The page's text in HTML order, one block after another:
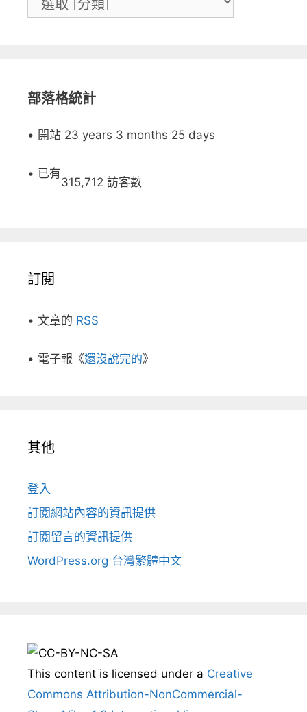
部落格統計
• 開站 23 years 3 months 25 days
• 已有
315,712 訪客數
訂閱
• 文章的 RSS
• 電子報《還沒說完的》
其他
登入
訂閱網站內容的資訊提供
訂閱留言的資訊提供
WordPress.org 台灣繁體中文
This content is licensed under a Creative
Commons Attribution-NonCommercial-